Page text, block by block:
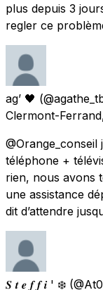
plus depuis 3
regler ce
ag’ 🖤
Clermont-
téléphone +
rien, nous avons
une assistance
dit d’attendre
𝑺 𝒕 𝒆 𝒇 𝒇 𝒊 ' ❄️